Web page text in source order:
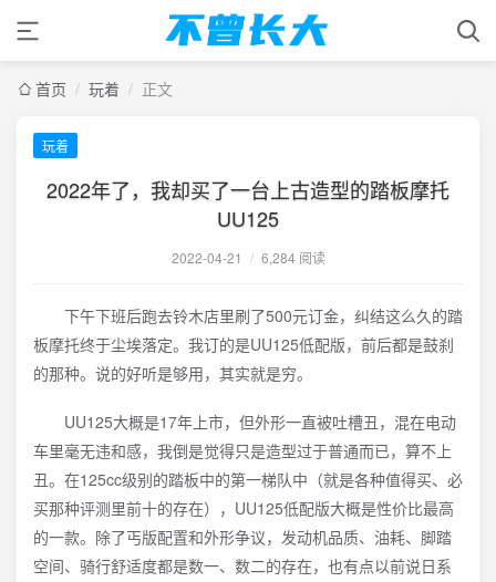
首页 / 玩着 / 正文
玩着
2022年了，我却买了一台上古造型的踏板摩托
UU125
2022-04-21 / 6,284 阅读
下午下班后跑去铃木店里刷了500元订金，纠结这么久的踏
板摩托终于尘埃落定。我订的是UU125低配版，前后都是鼓刹
的那种。说的好听是够用，其实就是穷。
UU125大概是17年上市，但外形一直被吐槽丑，混在电动
车里毫无违和感，我倒是觉得只是造型过于普通而已，算不上
丑。在125cc级别的踏板中的第一梯队中（就是各种值得买、必
买那种评测里前十的存在），UU125低配版大概是性价比最高
的一款。除了丐版配置和外形争议，发动机品质、油耗、脚踏
空间、骑行舒适度都是数一、数二的存在，也有点以前说日系